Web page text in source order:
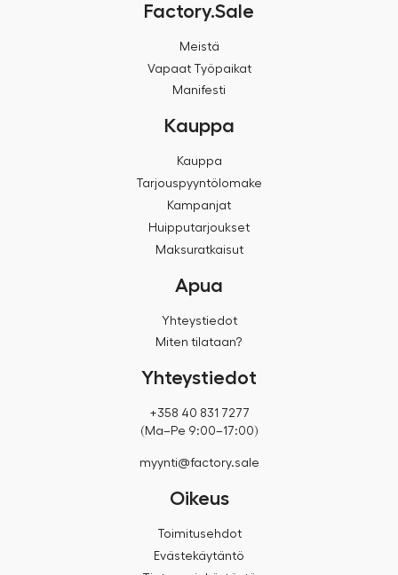
Factory.Sale
Meistä
Vapaat Työpaikat
Manifesti
Kauppa
Kauppa
Tarjouspyyntölomake
Kampanjat
Huipputarjoukset
Maksuratkaisut
Apua
Yhteystiedot
Miten tilataan?
Yhteystiedot
+358 40 831 7277
(Ma–Pe 9:00–17:00)
myynti@factory.sale
Oikeus
Toimitusehdot
Evästekäytäntö